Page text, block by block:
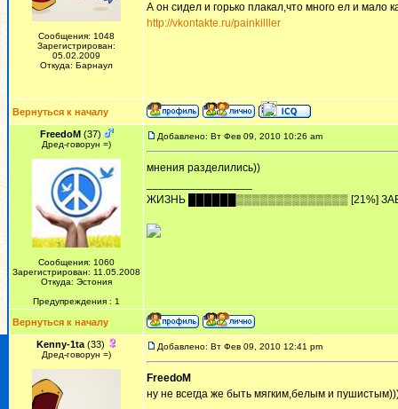
Сообщения: 1048
Зарегистрирован:
05.02.2009
Откуда: Барнаул
А он сидел и горько плакал,что много ел и мало
http://vkontakte.ru/painkilller
Вернуться к началу
FreedoM(37)
Дред-говорун =)
Сообщения: 1060
Зарегистрирован: 11.05.2008
Откуда: Эстония
Предупреждения : 1
Добавлено: Вт Фев 09, 2010 10:26 am
мнения разделились))
ЖИЗHЬ ██████▒▒▒▒▒▒▒▒▒▒▒▒▒▒ [21%]
Вернуться к началу
Kenny-1ta(33)
Дред-говорун =)
Добавлено: Вт Фев 09, 2010 12:41 pm
FreedoM
ну не всегда же быть мягким,белым и